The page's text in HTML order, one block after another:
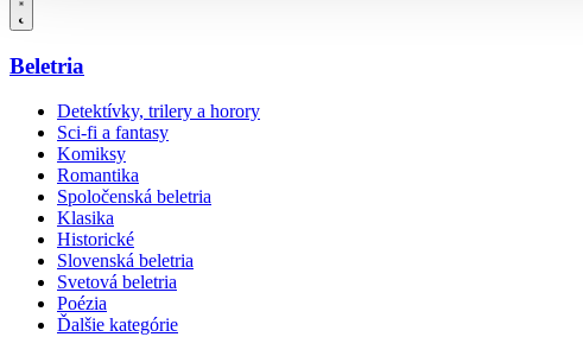
Beletria
Detektívky, trilery a horory
Sci-fi a fantasy
Komiksy
Romantika
Spoločenská beletria
Klasika
Historické
Slovenská beletria
Svetová beletria
Poézia
Ďalšie kategórie